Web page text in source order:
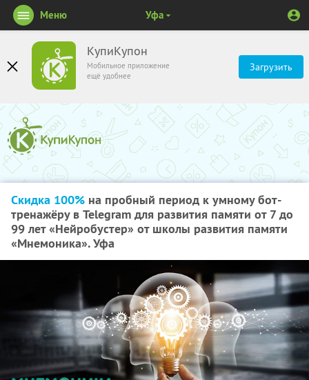
КупиКупон
Мобильное приложение
ещё удобнее
Загрузить
Меню Уфа
Скидка 100% на пробный период к умному бот-
тренажёру в Telegram для развития памяти от 7 до
99 лет «Нейробустер» от школы развития памяти
«Мнемоника». Уфа